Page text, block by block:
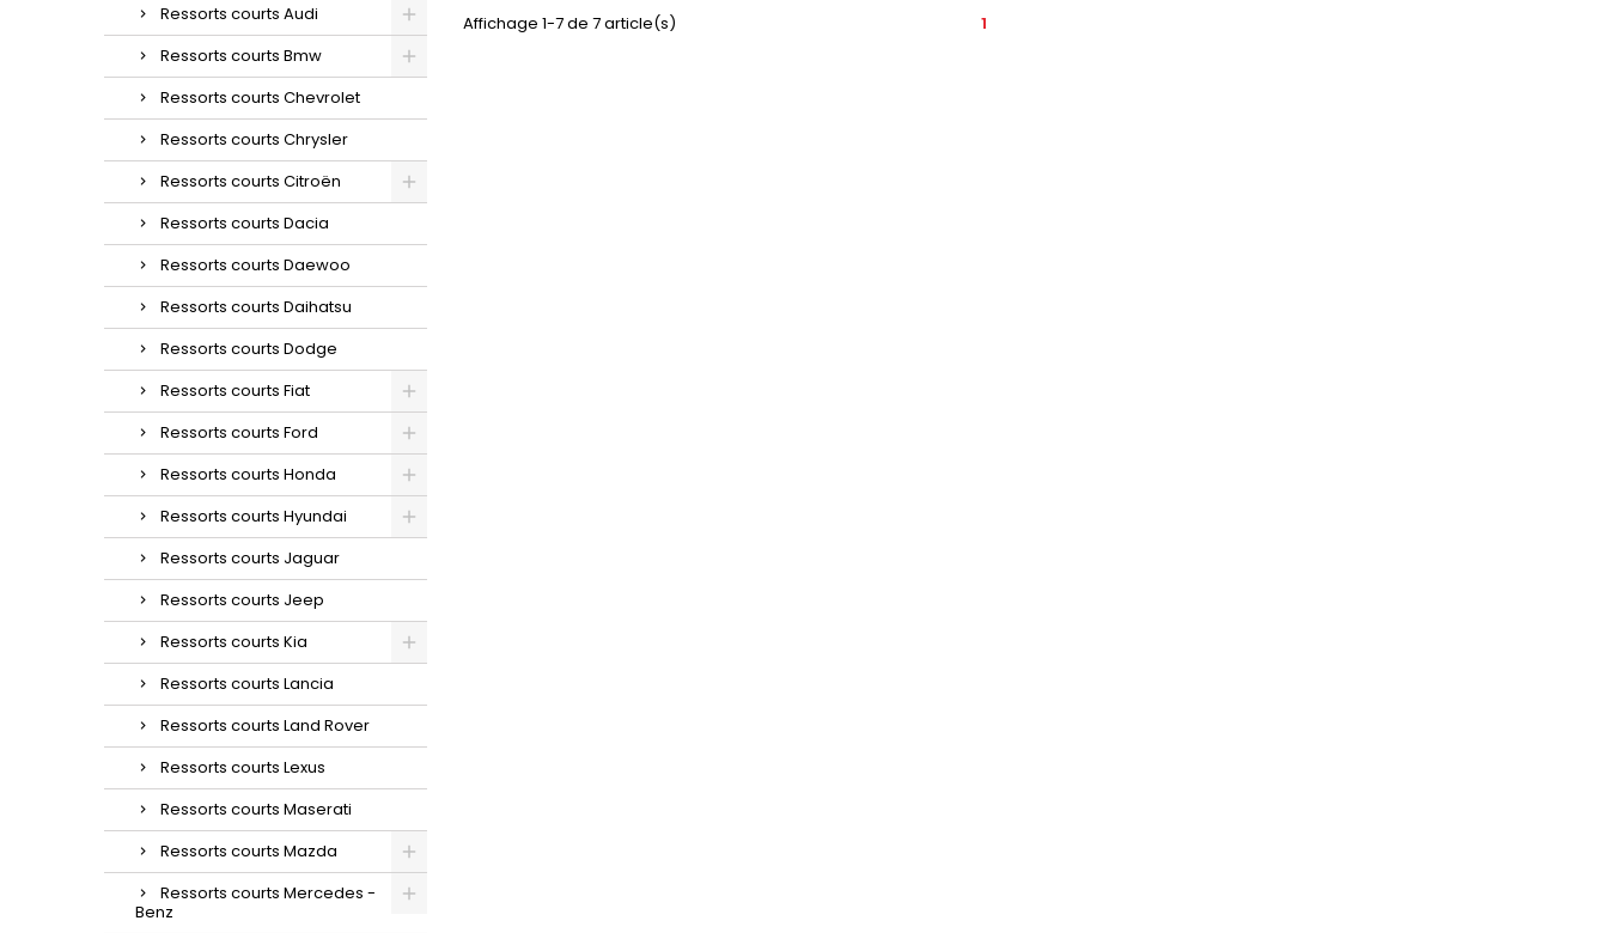
Ressorts courts Audi
Ressorts courts Bmw
Ressorts courts Chevrolet
Ressorts courts Chrysler
Ressorts courts Citroën
Ressorts courts Dacia
Ressorts courts Daewoo
Ressorts courts Daihatsu
Ressorts courts Dodge
Ressorts courts Fiat
Ressorts courts Ford
Ressorts courts Honda
Ressorts courts Hyundai
Ressorts courts Jaguar
Ressorts courts Jeep
Ressorts courts Kia
Ressorts courts Lancia
Ressorts courts Land Rover
Ressorts courts Lexus
Ressorts courts Maserati
Ressorts courts Mazda
Ressorts courts Mercedes -
Benz
Affichage 1-7 de 7 article(s) 1